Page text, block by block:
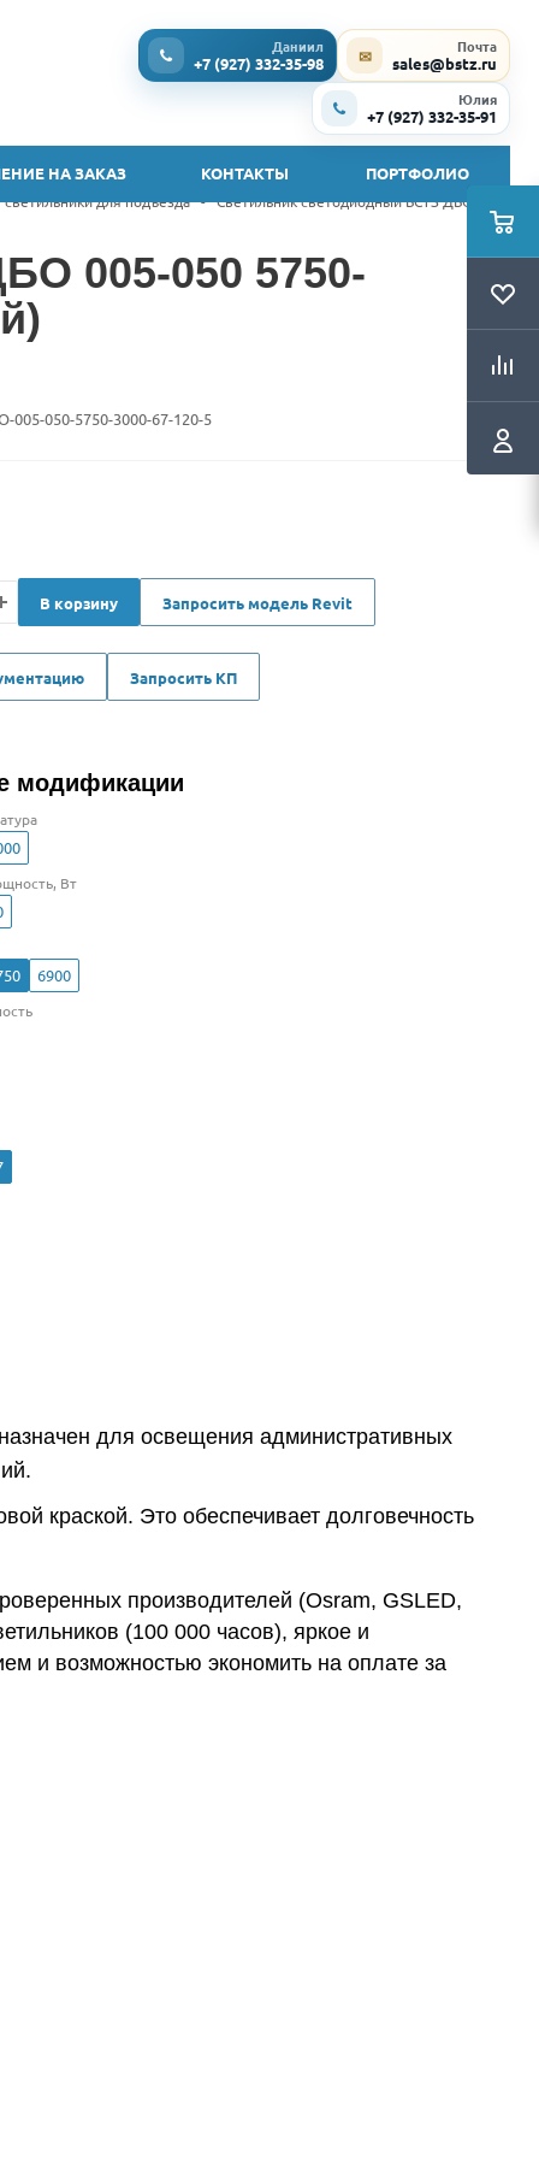
Даниил
+7 (927) 332-35-98 ✉ Почта
sales@bstz.ru
Юлия
+7 (927) 332-35-91
НА ЗАКАЗ КОНТАКТЫ ПОРТФОЛИО
для подъезда - Светильник светодиодный БСТЗ ДБО 005-
005-050 5750-
005-050-5750-3000-67-120-5
В корзину Запросить модель Revit
Запросить КП
модификации
Вт
6900
для освещения административных
краской. Это обеспечивает долговечность
производителей (Osram, GSLED,
(100 000 часов), яркое и
и возможностью экономить на оплате за